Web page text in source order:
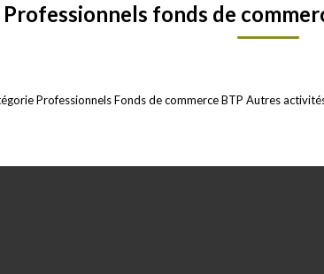
Professionnels fonds de
Professionnels Fonds de commerce BTP Autres